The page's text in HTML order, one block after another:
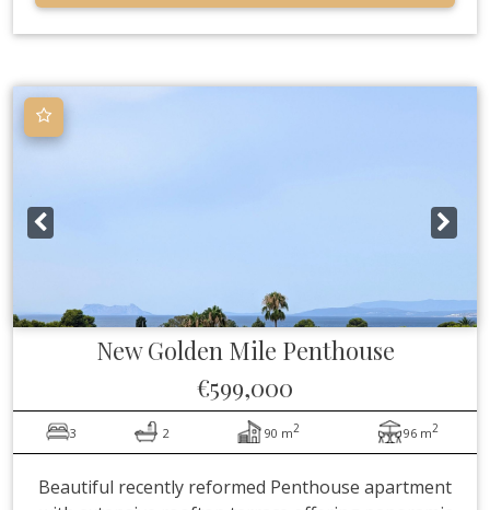
New Golden Mile Penthouse
€599,000
3 2 90 m2 96 m2
Beautiful recently reformed Penthouse apartment